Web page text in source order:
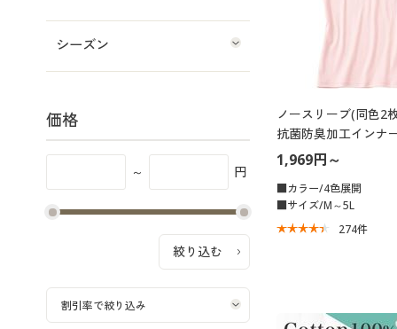
ノースリーブ(同色2
抗菌防臭加工インナ
1,969円～
■カラー/4色展開
■サイズ/M～5L
274件
シーズン
価格
～ 円